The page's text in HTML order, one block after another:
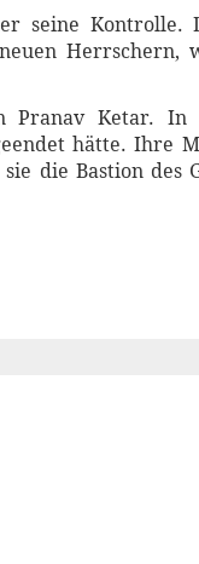
seine
Herrschern,
Pranav Ketar.
hätte. Ihre
die Bastion des